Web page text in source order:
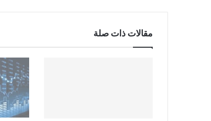
مقالات ذات صلة